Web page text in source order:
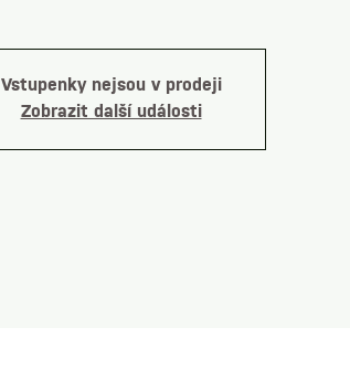
Vstupenky nejsou v prodeji
Zobrazit další události